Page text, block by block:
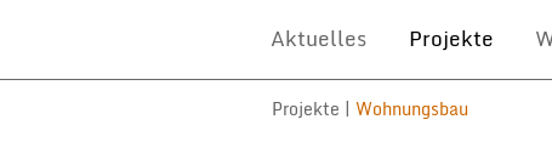
Projekte | Wohnungsbau
Aktuelles Projekte